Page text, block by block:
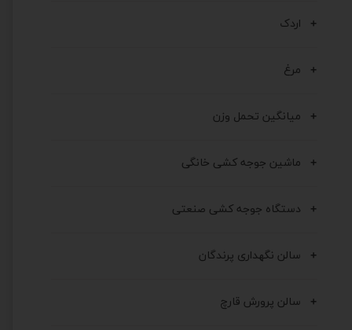
اردک
مرغ
میانگین تحمل وزن
ماشین جوجه کشی خانگی
دستگاه جوجه کشی صنعتی
سالن نگهداری پرندگان
سالن پرورش قارچ